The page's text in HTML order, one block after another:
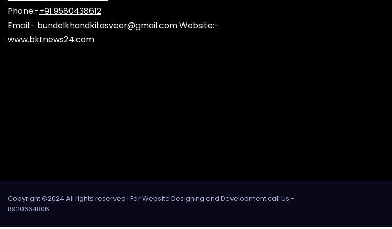
Phone:-+91 9580438612
Email:- bundelkhandkitasveer@gmail.comWebsite:-
www.bktnews24.com
Copyright ©2024 All rights reserved | For Website Designing and Development call Us:-
8920664806